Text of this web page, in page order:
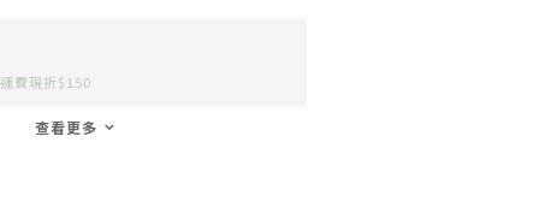
費現折$150
查看更多